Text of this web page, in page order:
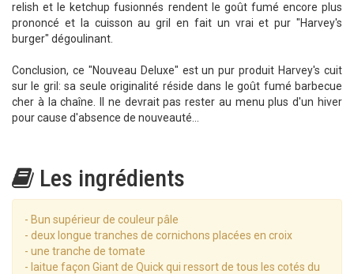
relish et le ketchup fusionnés rendent le goût fumé encore plus
prononcé et la cuisson au gril en fait un vrai et pur "Harvey's
burger" dégoulinant.
Conclusion, ce "Nouveau Deluxe" est un pur produit Harvey's cuit
sur le gril: sa seule originalité réside dans le goût fumé barbecue
cher à la chaîne. Il ne devrait pas rester au menu plus d'un hiver
pour cause d'absence de nouveauté...
Les ingrédients
- Bun supérieur de couleur pâle
- deux longue tranches de cornichons placées en croix
- une tranche de tomate
- laitue façon Giant de Quick qui ressort de tous les cotés du